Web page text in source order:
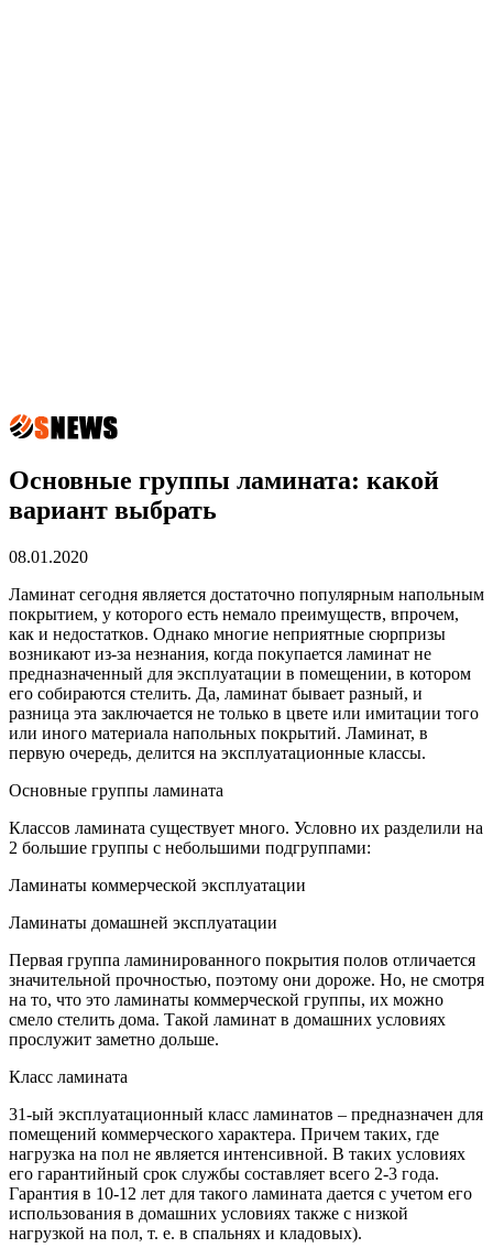
Основные группы ламината: какой
вариант выбрать
08.01.2020
Ламинат сегодня является достаточно популярным напольным
покрытием, у которого есть немало преимуществ, впрочем,
как и недостатков. Однако многие неприятные сюрпризы
возникают из-за незнания, когда покупается ламинат не
предназначенный для эксплуатации в помещении, в котором
его собираются стелить. Да, ламинат бывает разный, и
разница эта заключается не только в цвете или имитации того
или иного материала напольных покрытий. Ламинат, в
первую очередь, делится на эксплуатационные классы.
Основные группы ламината
Классов ламината существует много. Условно их разделили на
2 большие группы с небольшими подгруппами:
Ламинаты коммерческой эксплуатации
Ламинаты домашней эксплуатации
Первая группа ламинированного покрытия полов отличается
значительной прочностью, поэтому они дороже. Но, не смотря
на то, что это ламинаты коммерческой группы, их можно
смело стелить дома. Такой ламинат в домашних условиях
прослужит заметно дольше.
Класс ламината
31-ый эксплуатационный класс ламинатов – предназначен для
помещений коммерческого характера. Причем таких, где
нагрузка на пол не является интенсивной. В таких условиях
его гарантийный срок службы составляет всего 2-3 года.
Гарантия в 10-12 лет для такого ламината дается с учетом его
использования в домашних условиях также с низкой
нагрузкой на пол, т. е. в спальнях и кладовых).